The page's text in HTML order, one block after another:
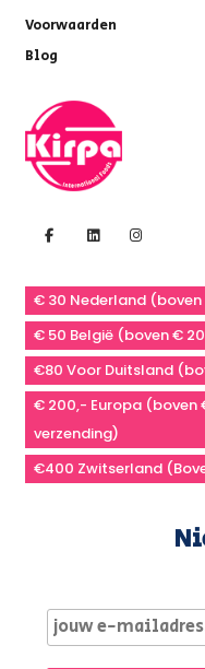
Voorwaarden
Blog
€ 30 Nederland
€ 50 België (boven €
€80 Voor Duitsland
€ 200,- Europa
verzending)
€400 Zwitserland